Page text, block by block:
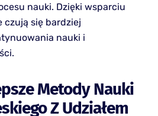
nauki. Dzięki wsparciu
czują się bardziej
nauki i
Metody Nauki
Z Udziałem